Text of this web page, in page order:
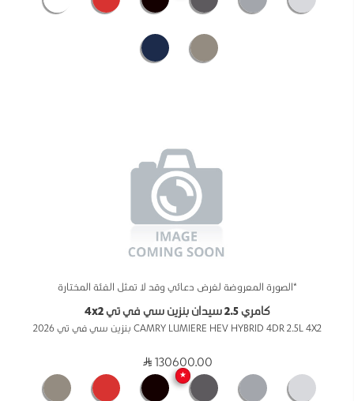
*الصورة المعروضة لغرض دعائي وقد لا تمثل الفئة المختارة
كامري 2.5 سيدان بنزين سي في تي 4x2
CAMRY LUMIERE HEV HYBRID 4DR 2.5L 4X2 بنزين سي في تي 2026
130600.00
★